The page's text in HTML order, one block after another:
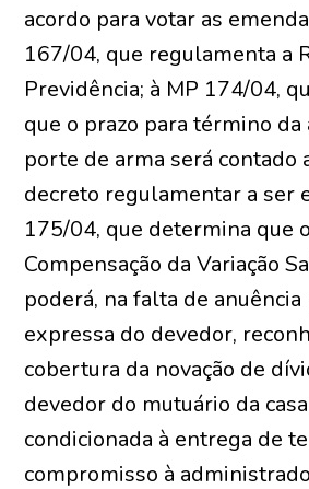
acordo para votar as
167/04, que regulamenta a
Previdência; à MP 174/04,
que o prazo para término da
porte de arma será contado
decreto regulamentar a ser
175/04, que determina que
Compensação da Variação
poderá, na falta de anuência
expressa do devedor,
cobertura da novação de
devedor do mutuário da
condicionada à entrega de
compromisso à